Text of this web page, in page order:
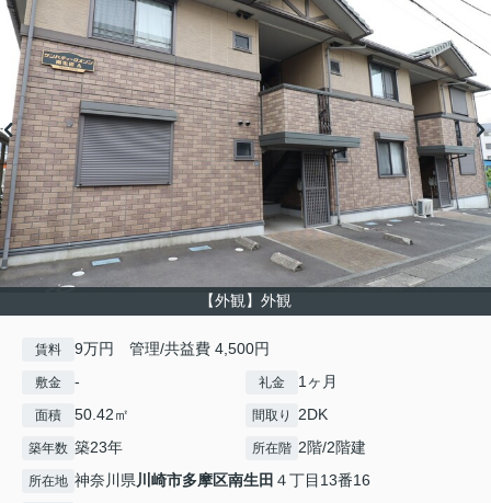
【外観】外観
賃料 9万円 管理/共益費 4,500円
敷金 - 礼金 1ヶ月
面積 50.42㎡ 間取り 2DK
築年数 築23年 所在階 2階/2階建
所在地 神奈川県川崎市多摩区南生田 ４丁目13番16